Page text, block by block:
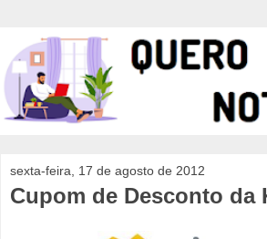
sexta-feira, 17 de agosto de 2012
Cupom de Desconto da